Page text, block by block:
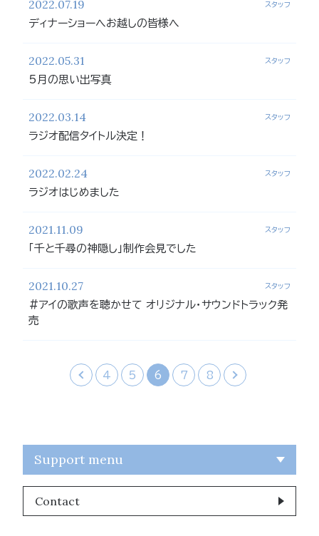
2022.07.19 スタッフ
ディナーショーへお越しの皆様へ
2022.05.31 スタッフ
5月の思い出写真
2022.03.14 スタッフ
ラジオ配信タイトル決定！
2022.02.24 スタッフ
ラジオはじめました
2021.11.09 スタッフ
「千と千尋の神隠し」制作会見でした
2021.10.27 スタッフ
#アイの歌声を聴かせて オリジナル・サウンドトラック発
売
‹ 4 5 6 7 8 ›
Support menu
Contact